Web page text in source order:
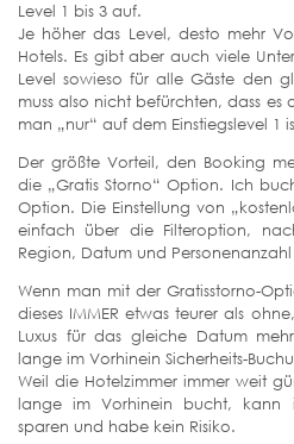
Level 1 bis 3 auf.
Je höher das Level, desto mehr
Hotels. Es gibt aber auch viele
Level sowieso für alle Gäste den
muss also nicht befürchten, dass es
man „nur“ auf dem Einstiegslevel 1
Der größte Vorteil, den Booking
die „Gratis Storno“ Option. Ich
Option. Die Einstellung von
einfach über die Filteroption,
Region, Datum und
Wenn man mit der Gratisstorno-
dieses IMMER etwas teurer als
Luxus für das gleiche Datum
lange im Vorhinein Sicherheits-
Weil die Hotelzimmer immer weit
lange im Vorhinein bucht, kann
sparen und habe kein Risiko.